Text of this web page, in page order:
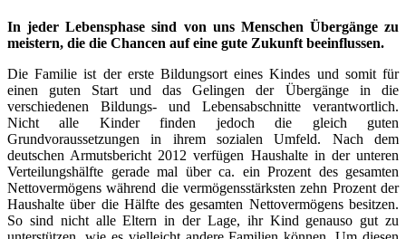
Benefiz, Anlassspenden, Veranstaltungen
Kontakt
In jeder Lebensphase sind von uns Menschen Übergänge zu
meistern, die die Chancen auf eine gute Zukunft beeinflussen.
Die Familie ist der erste Bildungsort eines Kindes und somit für
einen guten Start und das Gelingen der Übergänge in die
verschiedenen Bildungs- und Lebensabschnitte verantwortlich.
Nicht alle Kinder finden jedoch die gleich guten
Grundvoraussetzungen in ihrem sozialen Umfeld. Nach dem
deutschen Armutsbericht 2012 verfügen Haushalte in der unteren
Verteilungshälfte gerade mal über ca. ein Prozent des gesamten
Nettovermögens während die vermögensstärksten zehn Prozent der
Haushalte über die Hälfte des gesamten Nettovermögens besitzen.
So sind nicht alle Eltern in der Lage, ihr Kind genauso gut zu